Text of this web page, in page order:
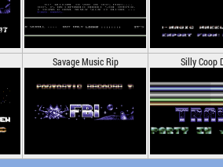
Savage Music Rip Silly Coop